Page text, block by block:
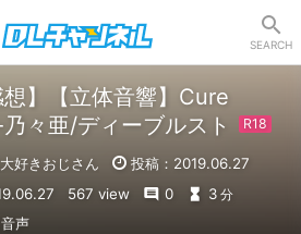
SEARCH
想】【立体音響】Cure
々亜/ディーブルスト
好きおじさん
投稿：2019.06.27
567 view 0 3 分
音声